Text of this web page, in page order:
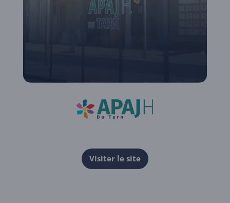
Visiter le site